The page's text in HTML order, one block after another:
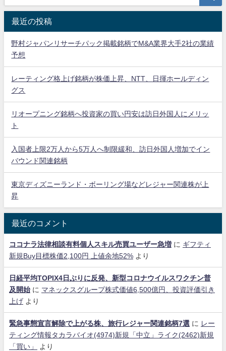
最近の投稿
野村ジャパンリサーチパック掲載銘柄でM&A業界大手2社の業績
予想
レーティング格上げ銘柄が株価上昇、NTT、日揮ホールディン
グス
リオープニング銘柄へ投資家の買い円安は訪日外国人にメリッ
ト
入国者上限2万人から5万人へ制限緩和、訪日外国人増加でイン
バウンド関連銘柄
東京ディズニーランド・ボーリング場などレジャー関連株が上
昇
最近のコメント
ココナラ法律相談有料個人スキル売買ユーザー急増 に ギフティ
新規Buy目標株価2,100円 上値余地52% より
日経平均TOPIX4日ぶりに反発、新型コロナウイルスワクチン普
及開始に マネックスグループ株式価値6,500億円、投資評価引き
上げ より
緊急事態宣言解除で上がる株、旅行レジャー関連銘柄7選 に レー
ティング情報タカラバイオ(4974)新規「中立」ライク(2462)新規
「買い」
より